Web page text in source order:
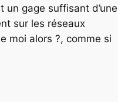
gage suffisant d’une
sur les réseaux
moi alors ?, comme si